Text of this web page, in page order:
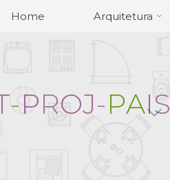
Home Arquitetura
-PROJ-PAIS